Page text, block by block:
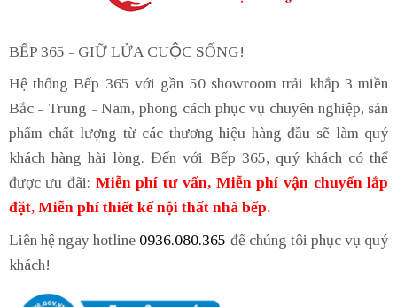
BẾP 365 - GIỮ LỬA CUỘC SỐNG!
Hệ thống Bếp 365 với gần 50 showroom trải khắp 3 miền
Bắc - Trung - Nam, phong cách phục vụ chuyên nghiệp, sản
phẩm chất lượng từ các thương hiệu hàng đầu sẽ làm quý
khách hàng hài lòng. Đến với Bếp 365, quý khách có thể
được ưu đãi: Miễn phí tư vấn, Miễn phí vận chuyển lắp
đặt, Miễn phí thiết kế nội thất nhà bếp.
Liên hệ ngay hotline 0936.080.365 để chúng tôi phục vụ quý
khách!